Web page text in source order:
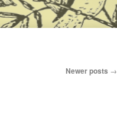
Newer posts →